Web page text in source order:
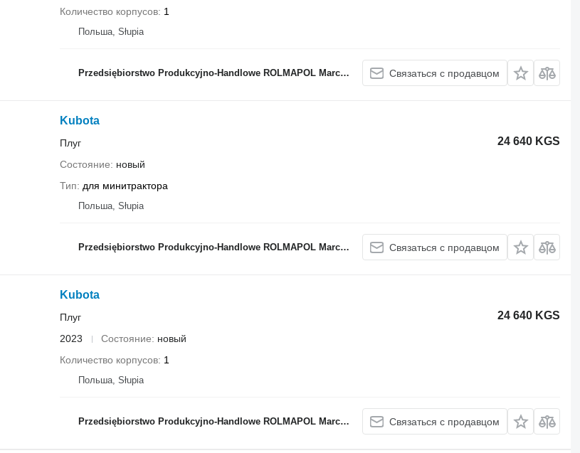
Количество корпусов 1
Польша, Słupia
Przedsiębiorstwo Produkcyjno-Handlowe ROLMAPOL Marcin Dziekan Связаться с продавцом
Kubota
24 640 KGS
Плуг
Состояние
новый
Тип
для минитрактора
Польша, Słupia
Przedsiębiorstwo Produkcyjno-Handlowe ROLMAPOL Marcin Dziekan Связаться с продавцом
Kubota
24 640 KGS
Плуг
2023
Состояние
новый
Количество корпусов 1
Польша, Słupia
Przedsiębiorstwo Produkcyjno-Handlowe ROLMAPOL Marcin Dziekan Связаться с продавцом